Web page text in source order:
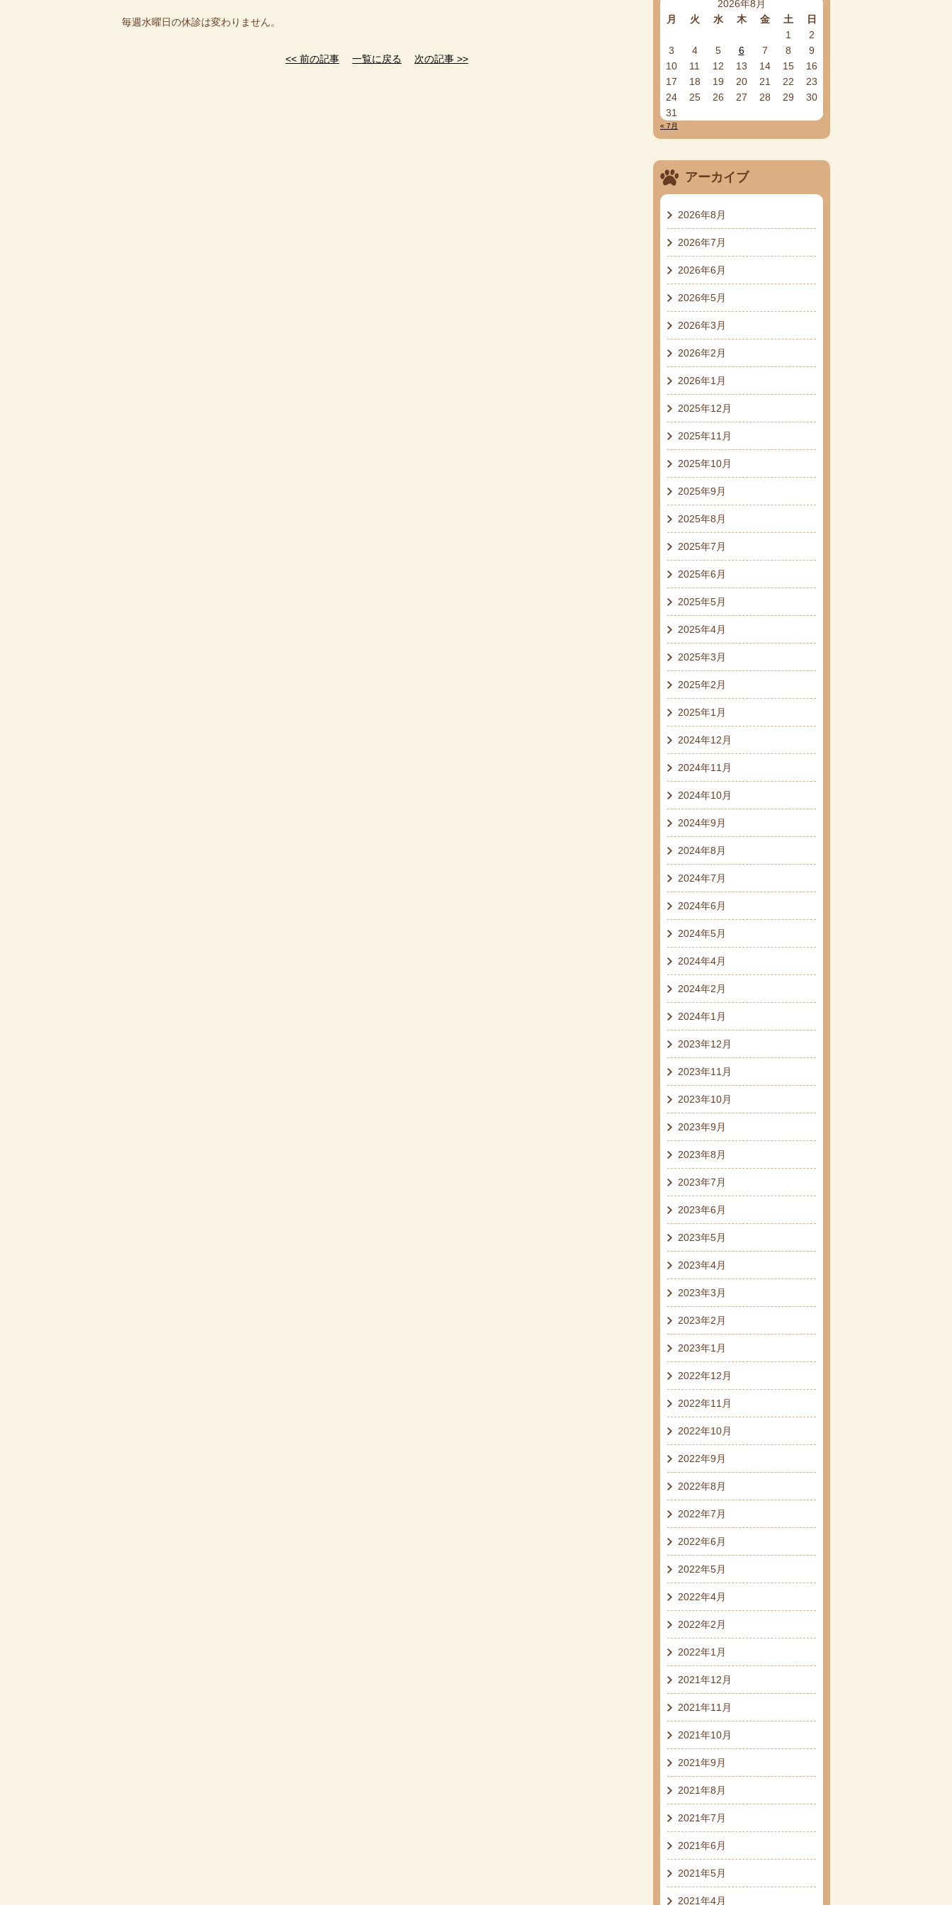
毎週水曜日の休診は変わりません。
<< 前の記事 一覧に戻る 次の記事 >>
2026年8月
月
火 水 木 金 土
日
1
2
3
4 5 6 7 8
9
10
11 12 13 14 15
16
17
18 19 20 21 22
23
24
25 26 27 28 29
30
31
« 7月
アーカイブ
2026年8月
2026年7月
2026年6月
2026年5月
2026年3月
2026年2月
2026年1月
2025年12月
2025年11月
2025年10月
2025年9月
2025年8月
2025年7月
2025年6月
2025年5月
2025年4月
2025年3月
2025年2月
2025年1月
2024年12月
2024年11月
2024年10月
2024年9月
2024年8月
2024年7月
2024年6月
2024年5月
2024年4月
2024年2月
2024年1月
2023年12月
2023年11月
2023年10月
2023年9月
2023年8月
2023年7月
2023年6月
2023年5月
2023年4月
2023年3月
2023年2月
2023年1月
2022年12月
2022年11月
2022年10月
2022年9月
2022年8月
2022年7月
2022年6月
2022年5月
2022年4月
2022年2月
2022年1月
2021年12月
2021年11月
2021年10月
2021年9月
2021年8月
2021年7月
2021年6月
2021年5月
2021年4月